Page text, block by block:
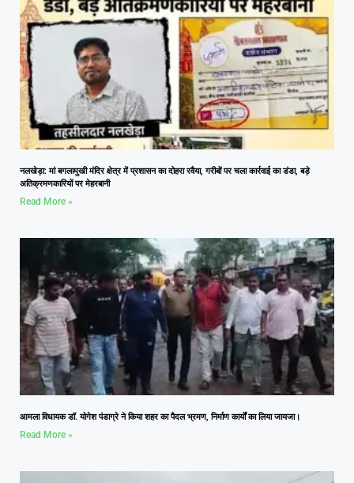
नलखेड़ा: मां बगलामुखी मंदिर क्षेत्र में प्रशासन का दोहरा रवैया, गरीबों पर चला कार्रवाई का डंडा, बड़े
अतिक्रमणकारियों पर मेहरबानी
Read More »
आमला विधायक डॉ. योगेश पंडाग्रे ने किया शहर का पैदल भ्रमण, निर्माण कार्यों का लिया जायजा।
Read More »